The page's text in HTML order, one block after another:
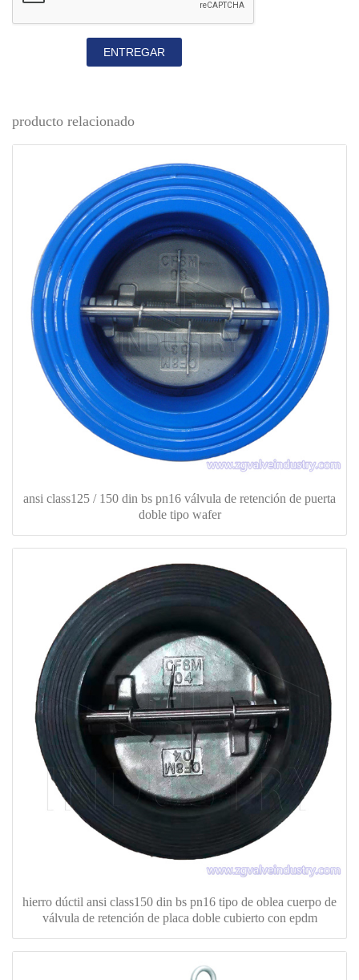
ENTREGAR
producto relacionado
ansi class125 / 150 din bs pn16 válvula de retención de puerta
doble tipo wafer
hierro dúctil ansi class150 din bs pn16 tipo de oblea cuerpo de
válvula de retención de placa doble cubierto con epdm